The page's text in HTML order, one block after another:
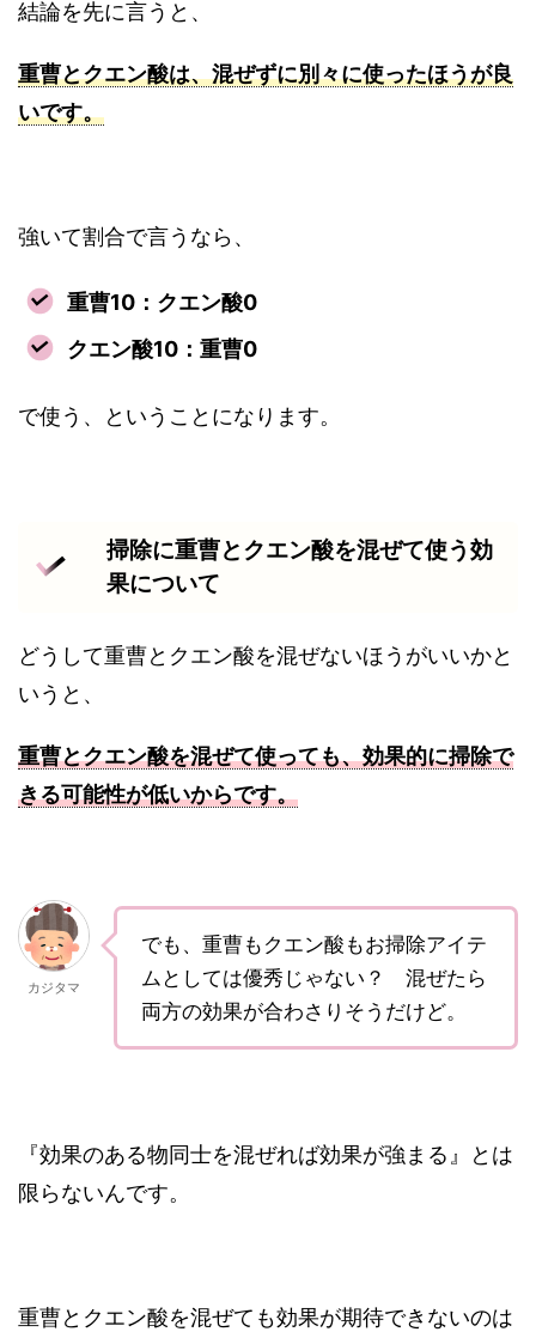
結論を先に言うと、
重曹とクエン酸は、混ぜずに別々に使ったほうが良
いです。
強いて割合で言うなら、
重曹10：クエン酸0
クエン酸10：重曹0
で使う、ということになります。
掃除に重曹とクエン酸を混ぜて使う効
果について
どうして重曹とクエン酸を混ぜないほうがいいかと
いうと、
重曹とクエン酸を混ぜて使っても、効果的に掃除で
きる可能性が低いからです。
カジタマ
でも、重曹もクエン酸もお掃除アイテ
ムとしては優秀じゃない？ 混ぜたら
両方の効果が合わさりそうだけど。
『効果のある物同士を混ぜれば効果が強まる』とは
限らないんです。
重曹とクエン酸を混ぜても効果が期待できないのは